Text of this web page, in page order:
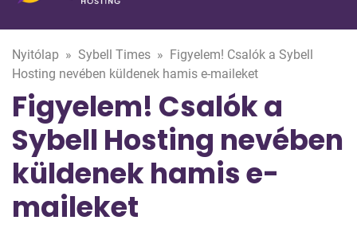
Nyitólap » Sybell Times »
Figyelem! Csalók a Sybell
Hosting nevében küldenek hamis e-maileket
Figyelem! Csalók a
Sybell Hosting nevében
küldenek hamis e-
maileket